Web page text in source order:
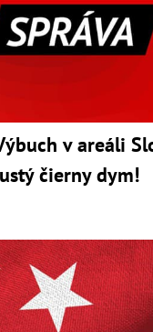
v areáli
čierny dym!